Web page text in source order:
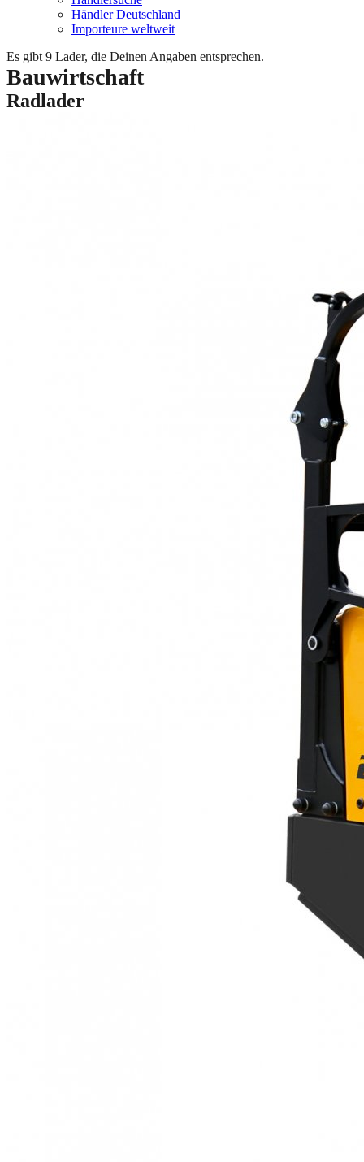
Händler Deutschland
Importeure weltweit
Es gibt 9 Lader, die Deinen Angaben entsprechen.
Bauwirtschaft
Radlader